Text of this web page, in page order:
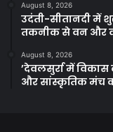
August 8, 2026
उदंती-सीतानदी में
तकनीक से वन और
August 8, 2026
’देवलसुर्रा में
और सांस्कृतिक मंच